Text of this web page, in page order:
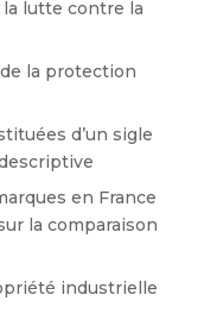
la lutte contre la
la protection
d’un sigle
en France
la comparaison
industrielle